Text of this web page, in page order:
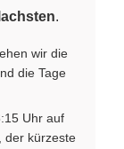
.
wir die
die Tage
Uhr auf
der kürzeste